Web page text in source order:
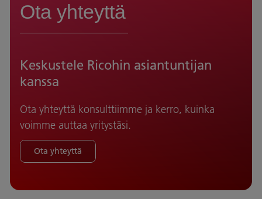
Ota yhteyttä
Keskustele Ricohin asiantuntijan
kanssa
Ota yhteyttä konsulttiimme ja kerro, kuinka
voimme auttaa yritystäsi.
Ota yhteyttä